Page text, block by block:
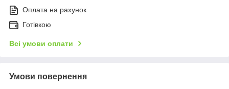
Оплата на рахунок
Готівкою
Всі умови оплати
Умови повернення